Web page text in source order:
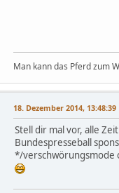
Man kann das Pferd zum
18. Dezember 2014, 13:48:39
Stell dir mal vor, alle
Bundespresseball
*/verschwörungsmode